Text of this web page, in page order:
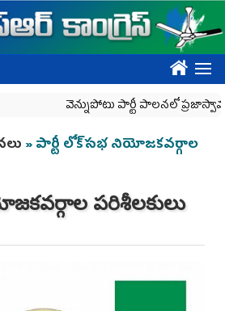
????
వెన్నుపోటు పార్టీ పాలనలో ప్రజాస్వామ్యం
» పార్టీ లోక్‌సభ నియోజకవర్గాల
పరిశీలకులు